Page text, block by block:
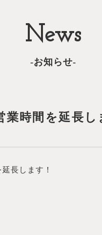
News
-お知らせ-
時間を延長し
長します！